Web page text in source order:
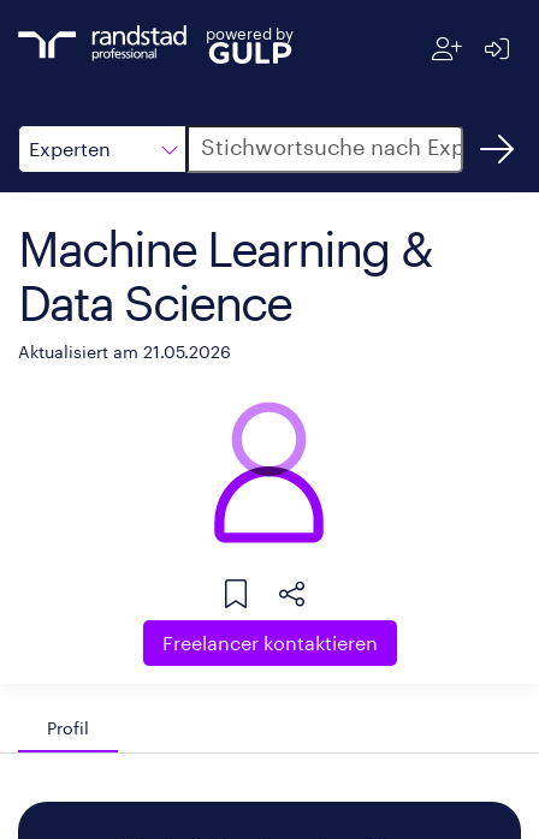
powered by
Experten
Suche
Machine Learning &
Data Science
Aktualisiert am 21.05.2026
Freelancer kontaktieren
Profil